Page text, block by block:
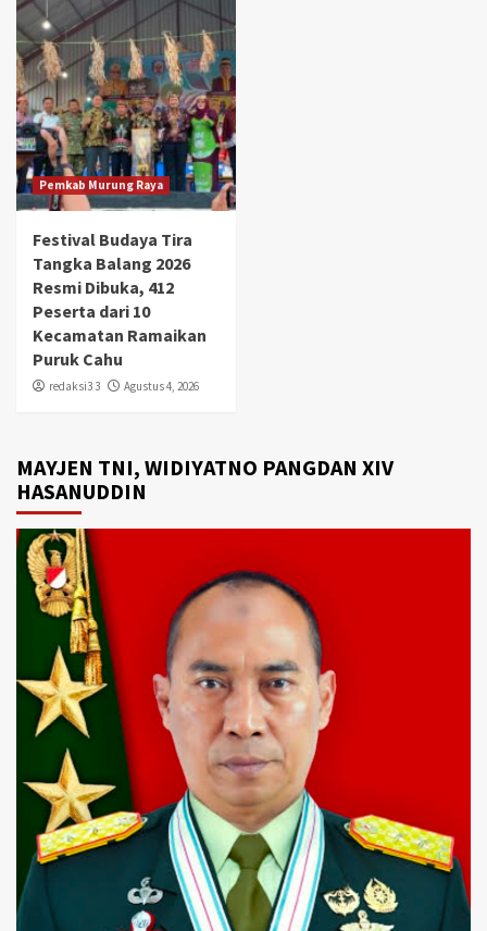
Pemkab Murung Raya
Festival Budaya Tira
Tangka Balang 2026
Resmi Dibuka, 412
Peserta dari 10
Kecamatan Ramaikan
Puruk Cahu
redaksi3 3 Agustus 4, 2026
MAYJEN TNI, WIDIYATNO PANGDAN XIV
HASANUDDIN